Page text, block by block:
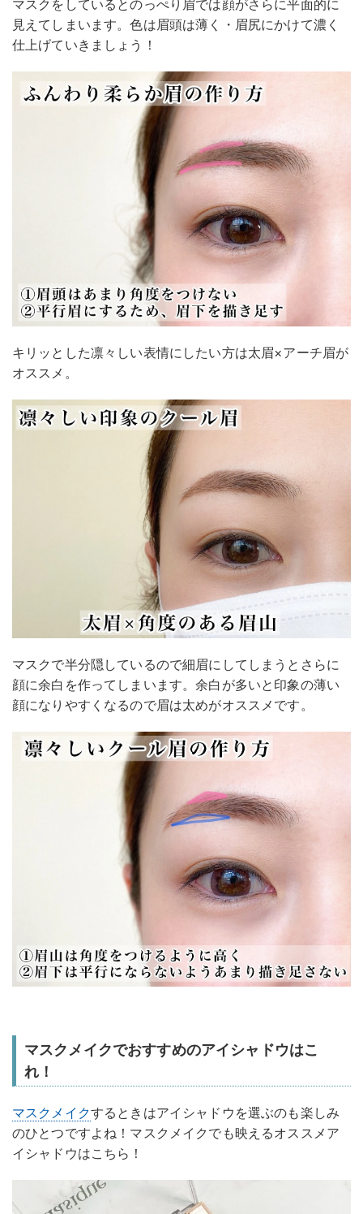
マスクをしているとのっぺり眉では顔がさらに平面的に
見えてしまいます。色は眉頭は薄く・眉尻にかけて濃く
仕上げていきましょう！
キリッとした凛々しい表情にしたい方は太眉×アーチ眉が
オススメ。
マスクで半分隠しているので細眉にしてしまうとさらに
顔に余白を作ってしまいます。余白が多いと印象の薄い
顔になりやすくなるので眉は太めがオススメです。
マスクメイクでおすすめのアイシャドウはこ
れ！
マスクメイクするときはアイシャドウを選ぶのも楽しみ
のひとつですよね！マスクメイクでも映えるオススメア
イシャドウはこちら！